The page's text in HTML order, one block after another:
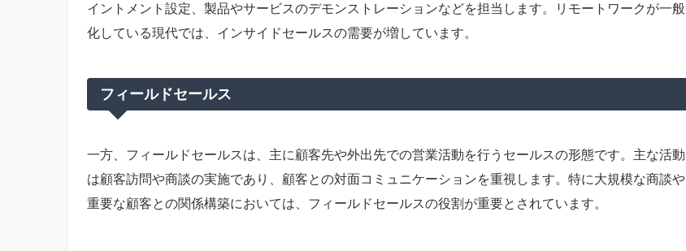
イントメント設定、製品やサービスのデモンストレーションなどを担当します。リモートワークが一般
化している現代では、インサイドセールスの需要が増しています。
フィールドセールス
一方、フィールドセールスは、主に顧客先や外出先での営業活動を行うセールスの形態です。主な活動
は顧客訪問や商談の実施であり、顧客との対面コミュニケーションを重視します。特に大規模な商談や
重要な顧客との関係構築においては、フィールドセールスの役割が重要とされています。